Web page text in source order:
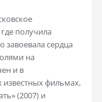
получила
сердца
на
и в
известных фильмах,
(2007) и